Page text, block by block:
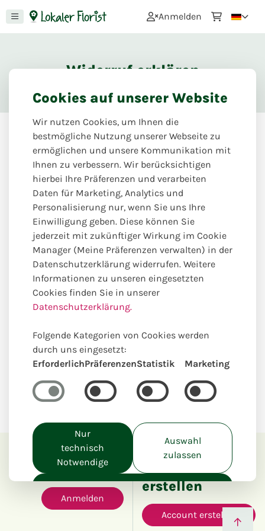
Anmelden
Widerruf erklären
Anders überlegt? Ganz einfach.
Hier können Sie den Widerruf für widerrufsfähige
Produkte erklären.
Bitte beachten Sie: Frische Blumen,
Blumenarrangements und individuell angefertigte
Produkte sind in der Regel vom Widerruf ausgeschlossen.
Anmelden
Anmelden
Account
erstellen
Account erstellen
Cookies auf unserer Website
Wir nutzen Cookies, um Ihnen die
bestmögliche Nutzung unserer Webseite zu
ermöglichen und unsere Kommunikation mit
Ihnen zu verbessern. Wir berücksichtigen
hierbei Ihre Präferenzen und verarbeiten
Daten für Marketing, Analytics und
Personalisierung nur, wenn Sie uns Ihre
Einwilligung geben. Diese können Sie
jederzeit mit zukünftiger Wirkung im Cookie
Manager (Meine Präferenzen verwalten) in der
Datenschutzerklärung widerrufen. Weitere
Informationen zu unseren eingesetzten
Cookies finden Sie in unserer
Datenschutzerklärung.
Folgende Kategorien von Cookies werden
durch uns eingesetzt:
ErforderlichPräferenzenStatistik Marketing
Nur
technisch
Notwendige
Auswahl
zulassen
Alle akzeptieren